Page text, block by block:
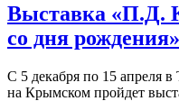
Выставка «П.Д.
со дня рождения»
С 5 декабря по 15 апреля в
на Крымском пройдет